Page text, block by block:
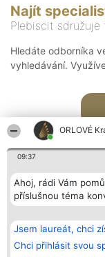
ORLOVÉ
09:37
Ahoj, rádi Vám
příslušnou téma
Jsem laureát, chci
Chci přihlásit svou
Najít
Plebiscit sdružuje
Hledáte odborníka
vyhledávání.
Bright Side Solutions sp. z o.
o. sp. k.
ul. Ruska 22
Wrocław 50-079